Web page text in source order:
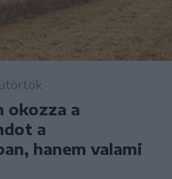
okozza a
a
hanem valami